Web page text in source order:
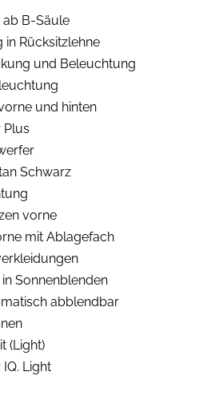
ab B-Säule
in Rücksitzlehne
und Beleuchtung
und hinten
Plus
Schwarz
vorne
mit Ablagefach
Sonnenblenden
abblendbar
(Light)
Light